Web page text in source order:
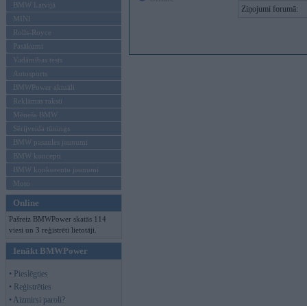
BMW Latvijā
MINI
Rolls-Royce
Pasākumi
Vadāmības tests
Autosports
BMWPower aktuāli
Reklāmas raksti
Mēneša BMW
Sērijveida tūnings
BMW pasaules jaunumi
BMW koncepti
BMW konkurentu jaunumi
Moto
Online
Pašreiz BMWPower skatās 114
viesi un 3 reģistrēti lietotāji.
Ienākt BMWPower
• Pieslēgties
• Reģistrēties
• Aizmirsi paroli?
Ziņojumi forumā: